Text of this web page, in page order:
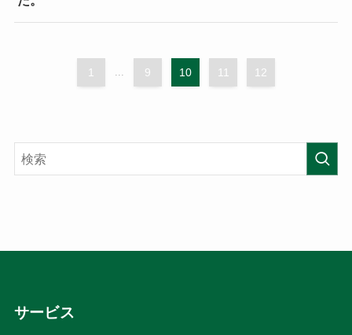
1 ... 9 10 11 12
サービス